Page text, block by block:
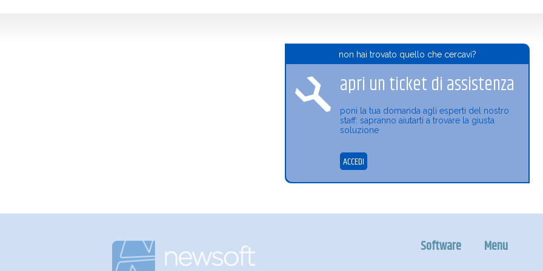
non hai trovato quello che cercavi?
apri un ticket di assistenza
poni la tua domanda agli esperti del nostro
staff: sapranno aiutarti a trovare la giusta
soluzione
ACCEDI
Software Menu